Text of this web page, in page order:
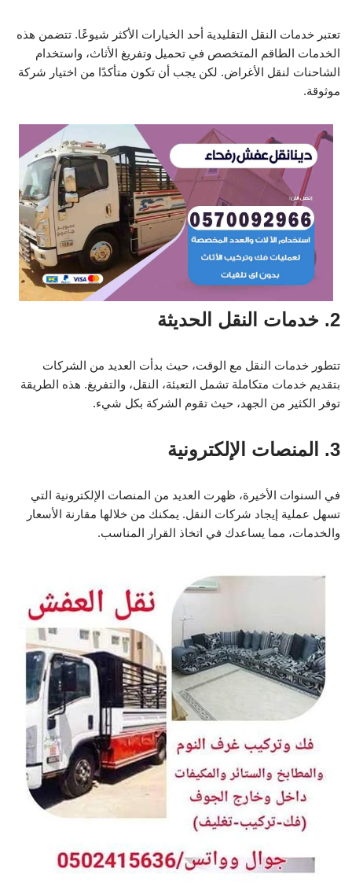
تعتبر خدمات النقل التقليدية أحد الخيارات الأكثر شيوعًا. تتضمن هذه
الخدمات الطاقم المتخصص في تحميل وتفريغ الأثاث، واستخدام
الشاحنات لنقل الأغراض. لكن يجب أن تكون متأكدًا من اختيار شركة
موثوقة.
2. خدمات النقل الحديثة
تتطور خدمات النقل مع الوقت، حيث بدأت العديد من الشركات
بتقديم خدمات متكاملة تشمل التعبئة، النقل، والتفريغ. هذه الطريقة
توفر الكثير من الجهد، حيث تقوم الشركة بكل شيء.
3. المنصات الإلكترونية
في السنوات الأخيرة، ظهرت العديد من المنصات الإلكترونية التي
تسهل عملية إيجاد شركات النقل. يمكنك من خلالها مقارنة الأسعار
والخدمات، مما يساعدك في اتخاذ القرار المناسب.